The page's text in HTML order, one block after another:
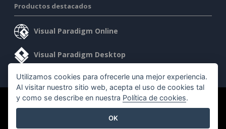
Productos destacados
Visual Paradigm Online
Visual Paradigm Desktop
©2026 by Visual Paradigm. Todos los derechos reservados.
Utilizamos cookies para ofrecerle una mejor experiencia.
Al visitar nuestro sitio web, acepta el uso de cookies tal
y como se describe en nuestra Política de cookies.
OK